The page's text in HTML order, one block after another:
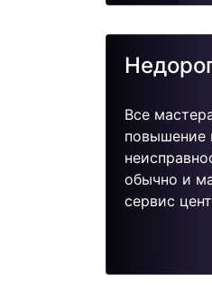
Все
повышение
обычно и
сервис